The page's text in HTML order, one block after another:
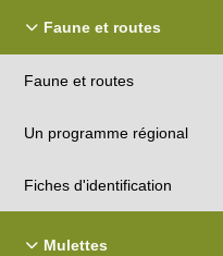
Faune et routes
Faune et routes
Un programme régional
Fiches d'identification
Mulettes